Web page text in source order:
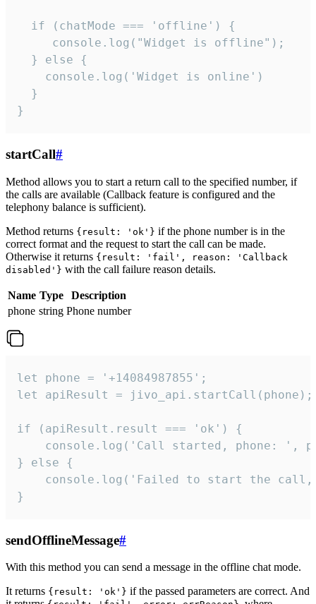
  if (chatMode === 'offline') {
     console.log("Widget is offline");
  } else {
    console.log('Widget is online')
  }
}
startCall#
Method allows you to start a return call to the specified number, if
the calls are available (Callback feature is configured and the
telephony balance is sufficient).
Method returns {result: 'ok'} if the phone number is in the
correct format and the request to start the call can be made.
Otherwise it returns {result: 'fail', reason: 'Callback
disabled'} with the call failure reason details.
Name Type
Description
phone string Phone number
let phone = '+14084987855';
let apiResult = jivo_api.startCall(phone);
if (apiResult.result === 'ok') {
console.log('Call started, phone: ',
} else {
console.log('Failed to start the
}
sendOfflineMessage#
With this method you can send a message in the offline chat mode.
It returns {result: 'ok'} if the passed parameters are correct. And